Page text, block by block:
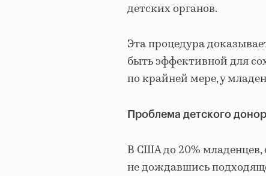
детских органов.
Эта процедура
быть эффективной для
по крайней мере, у
Проблема детского
В США до 20%
не дождавшись